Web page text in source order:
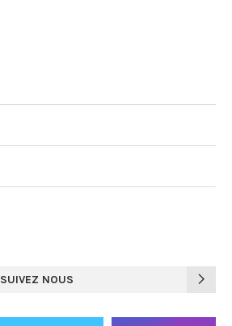
SUIVEZ NOUS